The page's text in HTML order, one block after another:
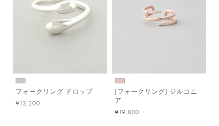
フォークリング ドロップ
¥13,200
[フォークリング] ジルコニ
ア
¥19,800